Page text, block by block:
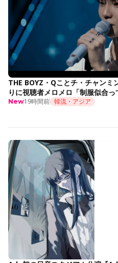
THE BOYZ・Qことチ・チャンミ
りに視聴者メロメロ「制服似合
New19時間前 韓流・アジア